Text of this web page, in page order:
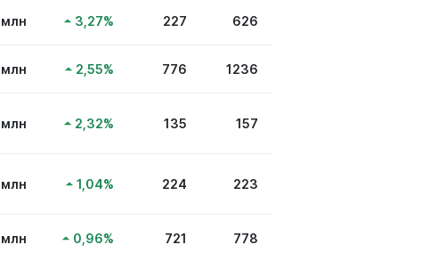
3,27% 227 626
2,55% 776 1236
2,32% 135 157
млн 1,04% 224 223
млн 0,96% 721 778